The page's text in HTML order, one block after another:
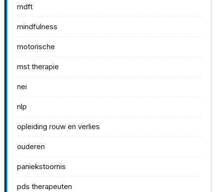
mdft
mindfulness
motorische
mst therapie
nei
nlp
opleiding rouw en verlies
ouderen
paniekstoornis
pds therapeuten